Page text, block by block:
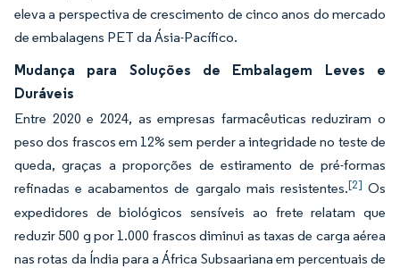
eleva a perspectiva de crescimento de cinco anos do mercado
de embalagens PET da Ásia-Pacífico.
Mudança para Soluções de Embalagem Leves e
Duráveis
Entre 2020 e 2024, as empresas farmacêuticas reduziram o
peso dos frascos em 12% sem perder a integridade no teste de
queda, graças a proporções de estiramento de pré-formas
refinadas e acabamentos de gargalo mais resistentes.[2] Os
expedidores de biológicos sensíveis ao frete relatam que
reduzir 500 g por 1.000 frascos diminui as taxas de carga aérea
nas rotas da Índia para a África Subsaariana em percentuais de